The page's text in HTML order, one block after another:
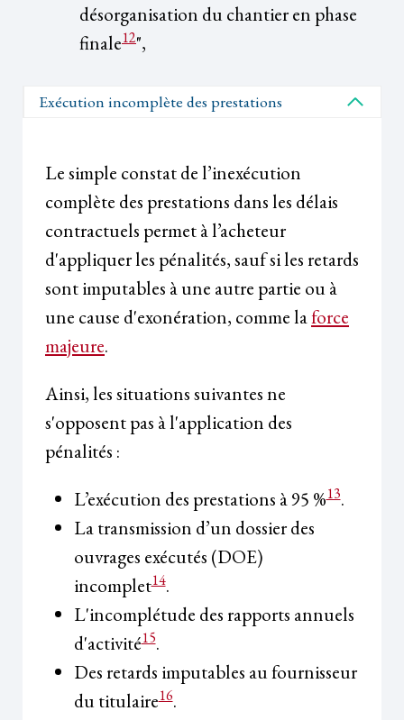
désorganisation du chantier en phase
finale12",
Exécution incomplète des prestations
Le simple constat de l’inexécution
complète des prestations dans les délais
contractuels permet à l’acheteur
d'appliquer les pénalités, sauf si les retards
sont imputables à une autre partie ou à
une cause d'exonération, comme laforce
majeure.
Ainsi, les situations suivantes ne
s'opposent pas à l'application des
pénalités :
L’exécution des prestations à 95 %13.
La transmission d’un dossier des
ouvrages exécutés (DOE)
incomplet14.
L'incomplétude des rapports annuels
d'activité15.
Des retards imputables au fournisseur
du titulaire16.